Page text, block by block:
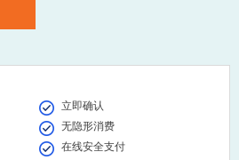
立即确认
无隐形消费
在线安全支付